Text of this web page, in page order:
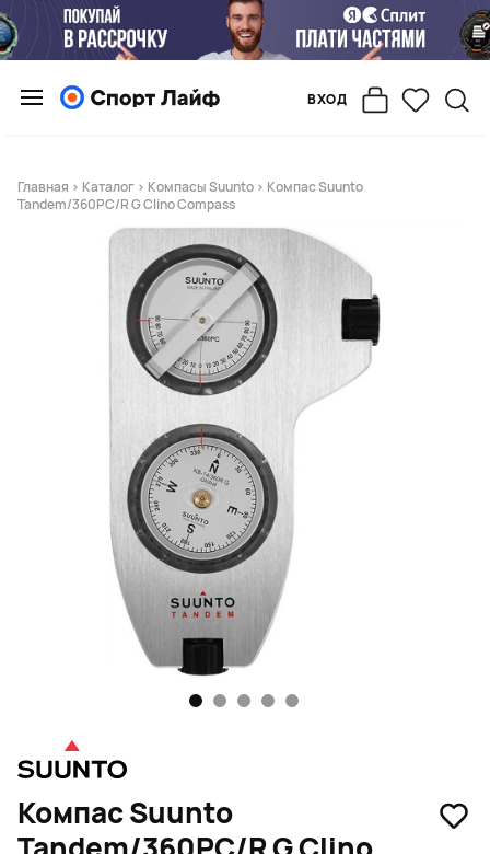
ВХОД
Главная > Каталог > Компасы Suunto > Компас Suunto
Tandem/360PC/R G Clino Compass
Компас Suunto
1 2 3 4 5